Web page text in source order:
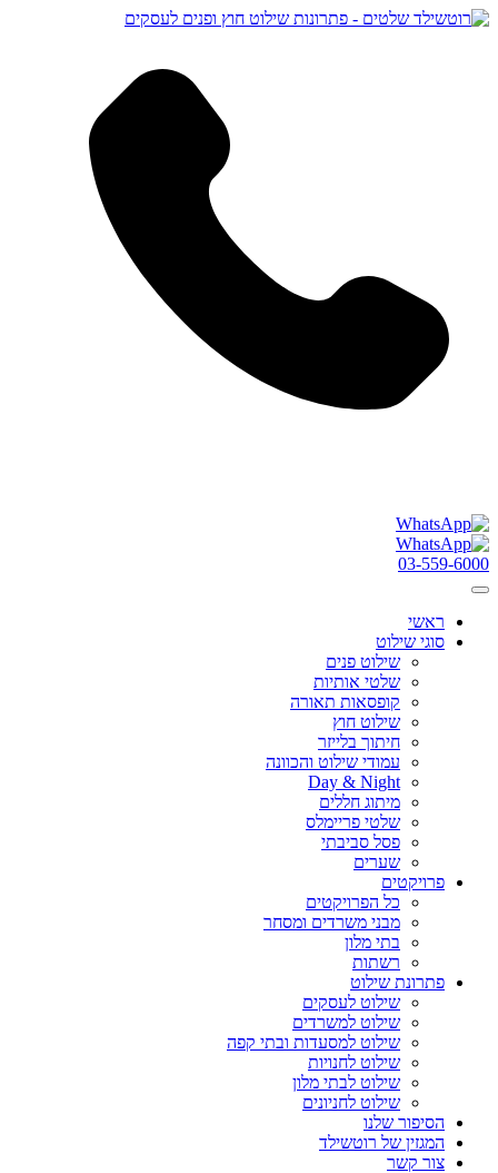
03-559-6000
ראשי
סוגי שילוט
שילוט פנים
שלטי אותיות
קופסאות תאורה
שילוט חוץ
חיתוך בלייזר
עמודי שילוט והכוונה
Day & Night
מיתוג חללים
שלטי פריימלס
פסל סביבתי
שערים
פרויקטים
כל הפרויקטים
מבני משרדים ומסחר
בתי מלון
רשתות
פתרונת שילוט
שילוט לעסקים
שילוט למשרדים
שילוט למסעדות ובתי קפה
שילוט לחנויות
שילוט לבתי מלון
שילוט לחניונים
הסיפור שלנו
המגזין של רוטשילד
צור קשר